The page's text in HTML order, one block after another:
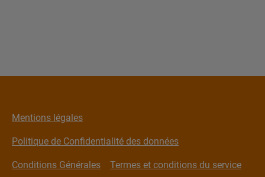
Mentions légales
Politique de Confidentialité des données
Conditions Générales Termes et conditions du service